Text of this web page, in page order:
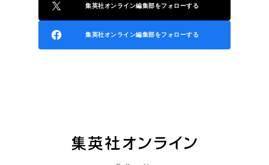
集英社オンライン編集部をフォローする
集英社オンライン編集部をフォローする